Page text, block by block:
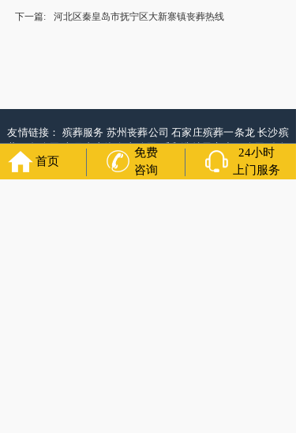
下一篇: 河北区秦皇岛市抚宁区大新寨镇丧葬热线
友情链接： 殡葬服务 苏州丧葬公司石家庄殡葬一条龙长沙殡
葬服务公司南昌青山湖白事公司呼和浩特灵车出租公司哈尔
滨道里区丧葬用品
西宁城东区白事服务 潍坊奎文区白事 乳山
寿衣店铺杭州上城区灵堂布置沈阳浑南区殡葬平台中国墓地
首页
免费
咨询
24小时
上门服务